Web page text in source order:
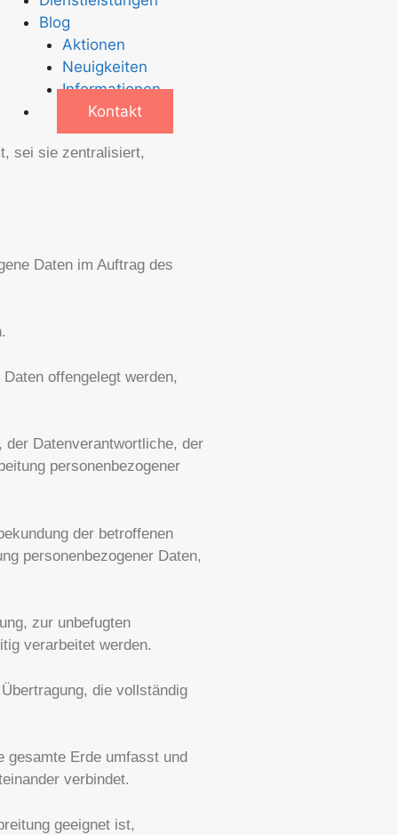
Blog
Aktionen
Neuigkeiten
Informationen
Kontakt
sei sie zentralisiert,
Daten im Auftrag des
offengelegt werden,
der Datenverantwortliche, der
personenbezogener
der betroffenen
personenbezogener Daten,
zur unbefugten
verarbeitet werden.
die vollständig
gesamte Erde umfasst und
verbindet.
geeignet ist,